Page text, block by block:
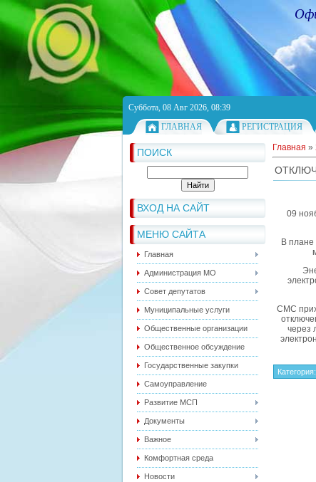
Суббота, 08 Авг 2026, 08:39
ГЛАВНАЯ
РЕГИСТРАЦИЯ
ПОИСК
ВХОД НА САЙТ
МЕНЮ САЙТА
Главная
Администрация МО
Совет депутатов
Муниципальные услуги
Общественные организации
Общественное обсуждение
Государственные закупки
Самоуправление
Развитие МСП
Документы
Важное
Комфортная среда
Новости
Главная »
09
В плане
СМС
через
Категория: